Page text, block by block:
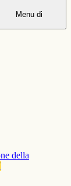
Menu di
della